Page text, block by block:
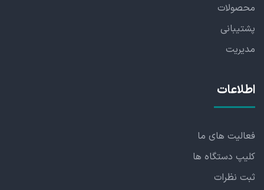
محصولات
پشتیبانی
مدیریت
اطلاعات
فعالیت های ما
کلیپ دستگاه ها
ثبت نظرات